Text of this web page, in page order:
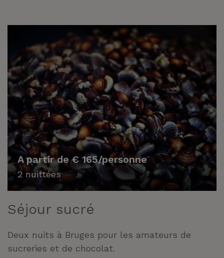
A partir de € 165/personne
2 nuittées
Séjour sucré
Deux nuits à Bruges pour les amateurs de
sucreries et de chocolat.